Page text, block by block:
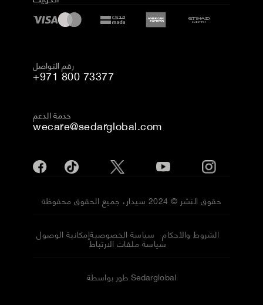
رقم التواصل
+971 800 73377
خدمة الدعم
wecare@sedarglobal.com
حقوق النشر © 2024 سيدار، جميع الحقوق محفوظة
إمكانية الوصولسياسة الخصوصية الشروط والأحكام
سياسة ملفات الارتباط
طور بواسطة Sedarglobal